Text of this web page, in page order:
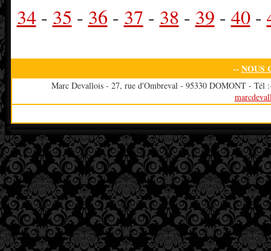
34- 35 - 36 - 37 - 38 - 39 - 40-
-- NOUS
Marc Devallois - 27, rue d'Ombreval - 95330 DOMONT -